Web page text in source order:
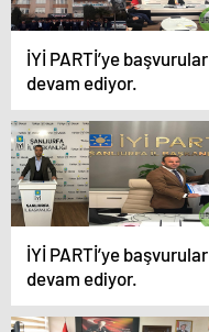
İYİ PARTİ’ye başvurular
devam ediyor.
İYİ PARTİ’ye başvurular
devam ediyor.